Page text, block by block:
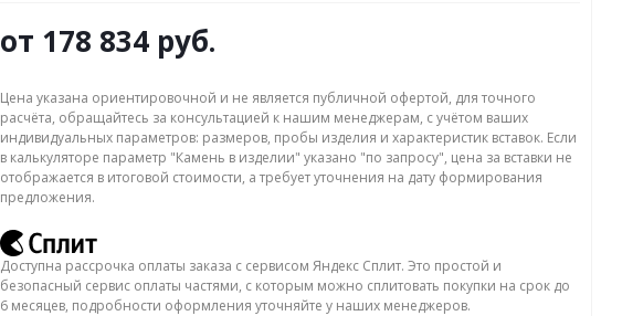
от 178 834 руб.
Цена указана ориентировочной и не является публичной офертой, для точного
расчёта, обращайтесь за консультацией к нашим менеджерам, с учётом ваших
индивидуальных параметров: размеров, пробы изделия и характеристик вставок. Если
в калькуляторе параметр "Камень в изделии" указано "по запросу", цена за вставки не
отображается в итоговой стоимости, а требует уточнения на дату формирования
предложения.
Доступна рассрочка оплаты заказа с сервисом Яндекс Сплит. Это простой и
безопасный сервис оплаты частями, с которым можно сплитовать покупки на срок до
6 месяцев, подробности оформления уточняйте у наших менеджеров.